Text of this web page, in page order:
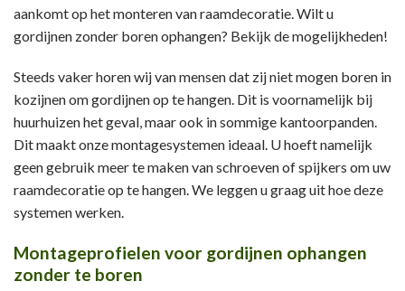
aankomt op het monteren van raamdecoratie. Wilt u
gordijnen zonder boren ophangen? Bekijk de mogelijkheden!
Steeds vaker horen wij van mensen dat zij niet mogen boren in
kozijnen om gordijnen op te hangen. Dit is voornamelijk bij
huurhuizen het geval, maar ook in sommige kantoorpanden.
Dit maakt onze montagesystemen ideaal. U hoeft namelijk
geen gebruik meer te maken van schroeven of spijkers om uw
raamdecoratie op te hangen. We leggen u graag uit hoe deze
systemen werken.
Montageprofielen voor gordijnen ophangen
zonder te boren